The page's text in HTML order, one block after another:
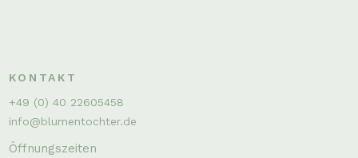
KONTAKT
+49 (0) 40 22605458
info@blumentochter.de
Öffnungszeiten